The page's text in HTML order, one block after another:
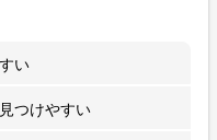
い
つけやすい